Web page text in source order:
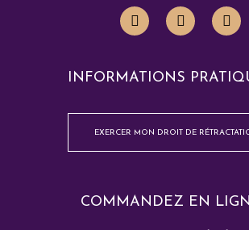
INFORMATIONS
EXERCER MON DROIT DE
COMMANDEZ EN